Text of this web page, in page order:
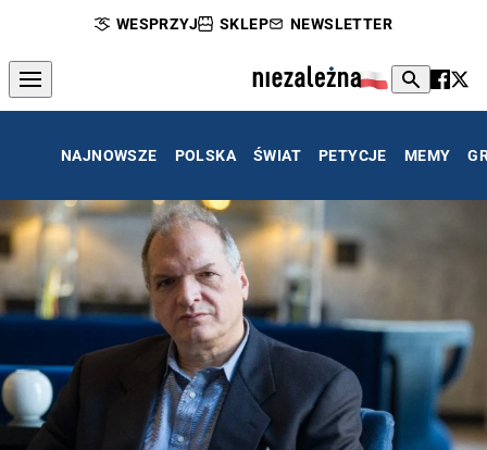
WESPRZYJ SKLEP NEWSLETTER
NAJNOWSZE POLSKA ŚWIAT PETYCJE MEMY